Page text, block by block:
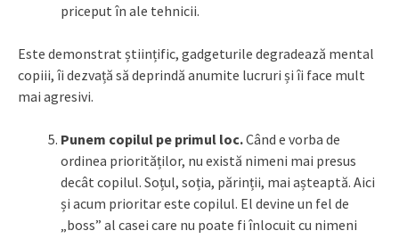
priceput în ale tehnicii.
Este demonstrat științific, gadgeturile degradează mental
copiii, îi dezvață să deprindă anumite lucruri și îi face mult
mai agresivi.
Punem copilul pe primul loc.Când e vorba de
ordinea priorităților, nu există nimeni mai presus
decât copilul. Soțul, soția, părinții, mai așteaptă. Aici
și acum prioritar este copilul. El devine un fel de
„boss” al casei care nu poate fi înlocuit cu nimeni